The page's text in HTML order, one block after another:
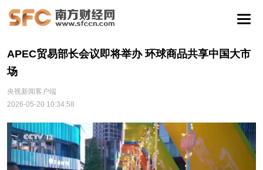
APEC贸易部长会议即将举办 环球商品共享中国大市
场
央视新闻客户端
2026-05-20 10:34:58